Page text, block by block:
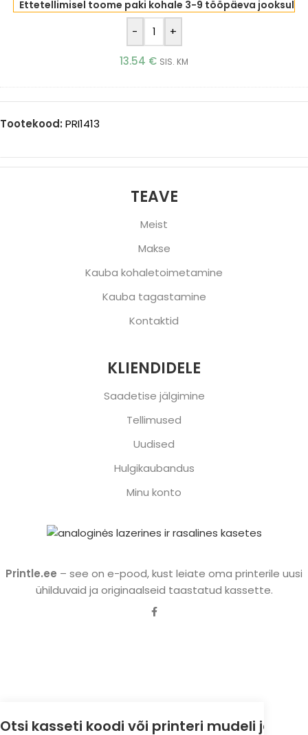
Ettetellimisel toome paki kohale 3-9 tööpäeva jooksul
- +
13.54 € SIS. KM
Tootekood: PRI1413
TEAVE
Meist
Makse
Kauba kohaletoimetamine
Kauba tagastamine
Kontaktid
KLIENDIDELE
Saadetise jälgimine
Tellimused
Uudised
Hulgikaubandus
Minu konto
Printle.ee – see on e-pood, kust leiate oma printerile uusi
ühilduvaid ja originaalseid taastatud kassette.